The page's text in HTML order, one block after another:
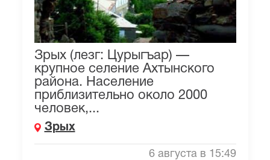
Зрых (лезг: Цурыгъар) —
крупное селение Ахтынского
района. Население
приблизительно около 2000
человек,...
Зрых
6 августа в 15:49